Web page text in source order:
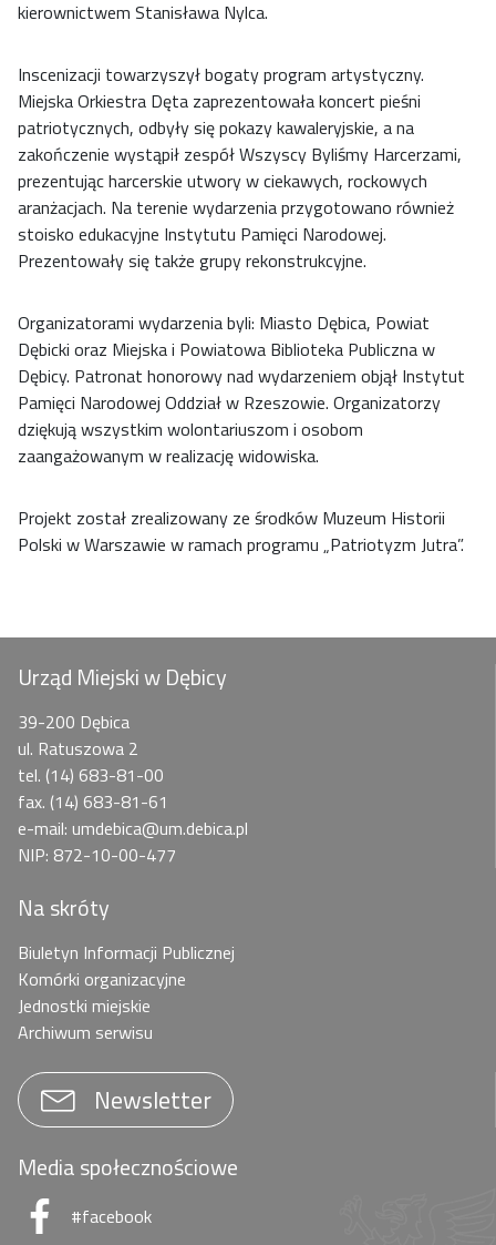
kierownictwem Stanisława Nylca.
Inscenizacji towarzyszył bogaty program artystyczny.
Miejska Orkiestra Dęta zaprezentowała koncert pieśni
patriotycznych, odbyły się pokazy kawaleryjskie, a na
zakończenie wystąpił zespół Wszyscy Byliśmy Harcerzami,
prezentując harcerskie utwory w ciekawych, rockowych
aranżacjach. Na terenie wydarzenia przygotowano również
stoisko edukacyjne Instytutu Pamięci Narodowej.
Prezentowały się także grupy rekonstrukcyjne.
Organizatorami wydarzenia byli: Miasto Dębica, Powiat
Dębicki oraz Miejska i Powiatowa Biblioteka Publiczna w
Dębicy. Patronat honorowy nad wydarzeniem objął Instytut
Pamięci Narodowej Oddział w Rzeszowie. Organizatorzy
dziękują wszystkim wolontariuszom i osobom
zaangażowanym w realizację widowiska.
Projekt został zrealizowany ze środków Muzeum Historii
Polski w Warszawie w ramach programu „Patriotyzm Jutra”.
Urząd Miejski w Dębicy
39-200 Dębica
ul. Ratuszowa 2
tel. (14) 683-81-00
fax. (14) 683-81-61
e-mail: umdebica@um.debica.pl
NIP: 872-10-00-477
Na skróty
Biuletyn Informacji Publicznej
Komórki organizacyjne
Jednostki miejskie
Archiwum serwisu
Newsletter
Media społecznościowe
#facebook